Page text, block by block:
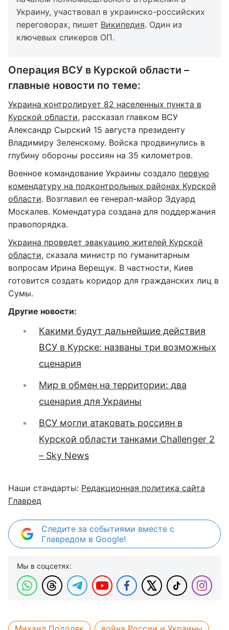
Украину, участвовал в украинско-российских
переговорах, пишет Википедия. Один из
ключевых спикеров ОП.
Операция ВСУ в Курской области –
главные новости по теме:
Украина контролирует 82 населенных пункта в
Курской области, рассказал главком ВСУ
Александр Сырский 15 августа президенту
Владимиру Зеленскому. Войска продвинулись в
глубину обороны россиян на 35 километров.
Военное командование Украины создало первую
комендатуру на подконтрольных районах Курской
области. Возглавил ее генерал-майор Эдуард
Москалев. Комендатура создана для поддержания
правопорядка.
Украина проведет эвакуацию жителей Курской
области, сказала министр по гуманитарным
вопросам Ирина Верещук. В частности, Киев
готовится создать коридор для гражданских лиц в
Сумы.
Другие новости:
Какими будут дальнейшие действия
ВСУ в Курске: названы три возможных
сценария
Мир в обмен на территории: два
сценария для Украины
ВСУ могли атаковать россиян в
Курской области танками Challenger 2
– Sky News
Наши стандарты: Редакционная политика сайта
Главред
Следите за событиями вместе с
Главредом в Google!
Мы в соцсетях: